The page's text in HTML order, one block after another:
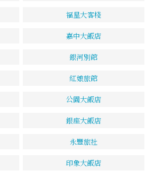
福星大客棧
嘉中大飯店
銀河別館
紅娘旅館
公園大飯店
銀座大飯店
永豐旅社
印象大飯店